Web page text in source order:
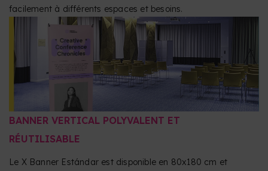
facilement à différents espaces et besoins.
BANNER VERTICAL POLYVALENT ET
RÉUTILISABLE
Le X Banner Estándar est disponible en 80x180 cm et